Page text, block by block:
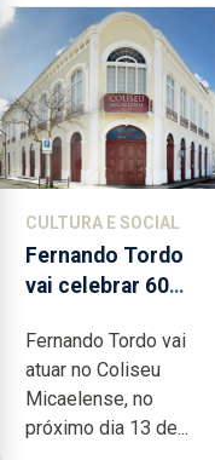
CULTURA E SOCIAL
Fernando Tordo
vai celebrar 60
no Coliseu
Micaelense
Fernando Tordo vai
atuar no Coliseu
Micaelense, no
próximo dia 13 de...